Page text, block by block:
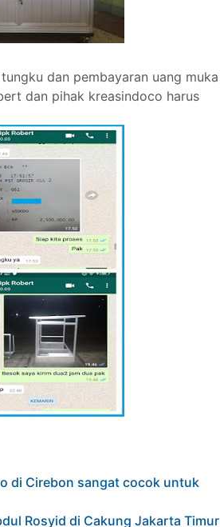
dan pembayaran uang muka
dan pihak kreasindoco harus
di Cirebon sangat cocok untuk
Rosyid di Cakung Jakarta Timur